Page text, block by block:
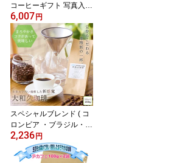
コーヒーギフト 写真入り
ドリップコーヒー おしゃ
れ ギフト 誕生日 コーヒ
ー ギフト 高級 珈琲 敬老
メッセージ 贈答 記念品
プレゼント 誕生日 赤ち
ゃん 子供 父の日 プチギ
フト 父の日 ギフト コー
ヒー プレゼント 大和久
珈琲 送料無料
6,007円
スペシャルブレンド ( コ
ロンビア ・ブラジル・マ
ンデリン ) 100g × 2袋 レ
ギュラーコーヒー 豆 コ
ーヒー 粉 お試し 水素水
2,236円